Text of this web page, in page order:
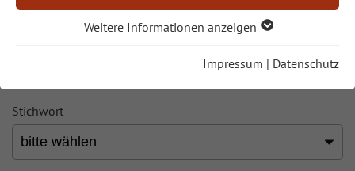
Weitere Informationen anzeigen
Impressum | Datenschutz
Stichwort